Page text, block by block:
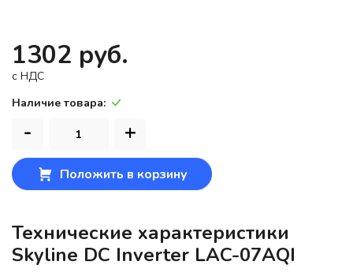
1302 руб.
c НДС
Наличие товара:
- +
Положить в корзину
Технические характеристики
Skyline DC Inverter LAC-07AQI